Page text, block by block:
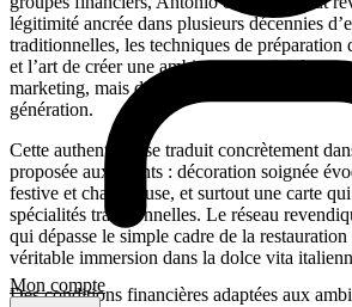
Mon compte
légitimité ancrée dans plusieurs décennies
traditionnelles, les techniques de préparation
et l’art de créer une ambiance conviviale ne
marketing, mais d’un héritage familial
génération.
Cette authenticité se traduit concrètement
proposée aux clients : décoration soignée
festive et chaleureuse, et surtout une carte
spécialités traditionnelles. Le réseau
qui dépasse le simple cadre de la
véritable immersion dans la dolce vita
Des conditions financières adaptées aux